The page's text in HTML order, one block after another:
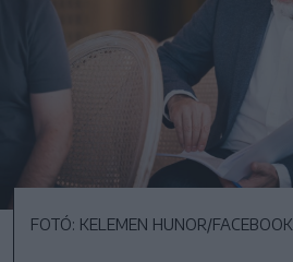
FOTÓ: KELEMEN HUNOR/FACEBOOK